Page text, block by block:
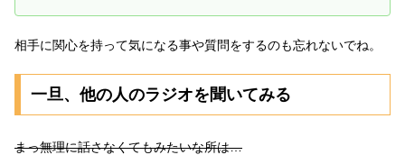
相手に関心を持って気になる事や質問をするのも忘れないでね。
一旦、他の人のラジオを聞いてみる
まっ無理に話さなくてもみたいな所は…